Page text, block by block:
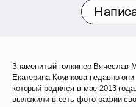
Знаменитый голкипер Вячеслав
Екатерина Комякова недавно
который родился в мае 2013
выложили в сеть фотографии